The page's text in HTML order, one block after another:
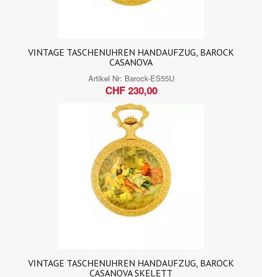
VINTAGE TASCHENUHREN HANDAUFZUG, BAROCK
CASANOVA
Artikel Nr: Barock-ES55U
CHF 230,00
VINTAGE TASCHENUHREN HANDAUFZUG, BAROCK
CASANOVA SKELETT